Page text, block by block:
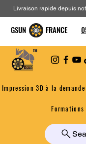
Impression 3D à la demande
Formations
Livraison rapide depuis
GSUN FRANCE